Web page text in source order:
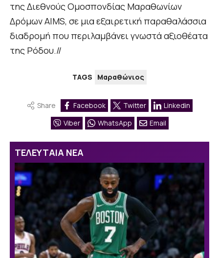
της Διεθνούς Ομοσπονδίας Μαραθωνίων
Δρόμων AIMS, σε μια εξαιρετική παραθαλάσσια
διαδρομή που περιλαμβάνει γνωστά αξιοθέατα
της Ρόδου.//
TAGS Μαραθώνιος
Share Facebook Twitter
Linkedin
Viber
WhatsApp Email
ΤΕΛΕΥΤΑΙΑ ΝΕΑ